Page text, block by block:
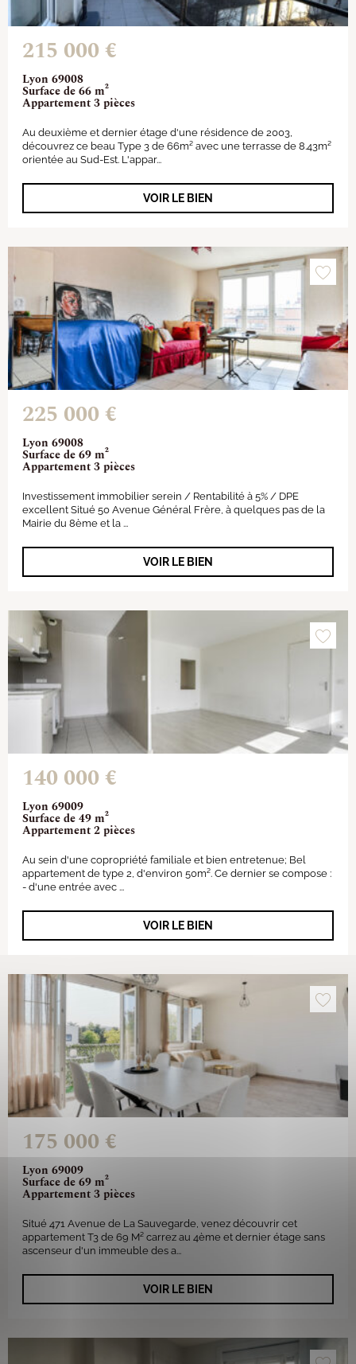
Lyon 69008
Surface de 66 m²
Appartement 3 pièces
215 000 €
Au deuxième et dernier étage d'une résidence de 2003,
découvrez ce beau Type 3 de 66m² avec une terrasse de 8.43m²
orientée au Sud-Est. L'appar...
VOIR LE BIEN
Lyon 69008
Surface de 69 m²
Appartement 3 pièces
225 000 €
Investissement immobilier serein / Rentabilité à 5% / DPE
excellent Situé 50 Avenue Général Frère, à quelques pas de la
Mairie du 8ème et la ...
VOIR LE BIEN
Lyon 69009
Surface de 49 m²
Appartement 2 pièces
140 000 €
Au sein d'une copropriété familiale et bien entretenue; Bel
appartement de type 2, d'environ 50m². Ce dernier se compose :
- d'une entrée avec ...
VOIR LE BIEN
Lyon 69009
Surface de 69 m²
Appartement 3 pièces
175 000 €
Situé 471 Avenue de La Sauvegarde, venez découvrir cet
appartement T3 de 69 M² carrez au 4ème et dernier étage sans
ascenseur d'un immeuble des a...
VOIR LE BIEN